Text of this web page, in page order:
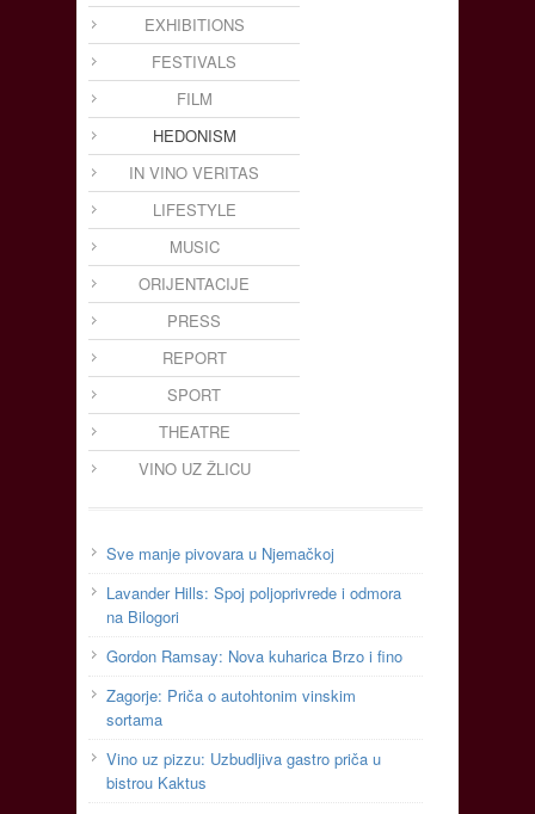
EXHIBITIONS
FESTIVALS
FILM
HEDONISM
IN VINO VERITAS
LIFESTYLE
MUSIC
ORIJENTACIJE
PRESS
REPORT
SPORT
THEATRE
VINO UZ ŽLICU
Sve manje pivovara u Njemačkoj
Lavander Hills: Spoj poljoprivrede i odmora
na Bilogori
Gordon Ramsay: Nova kuharica Brzo i fino
Zagorje: Priča o autohtonim vinskim
sortama
Vino uz pizzu: Uzbudljiva gastro priča u
bistrou Kaktus